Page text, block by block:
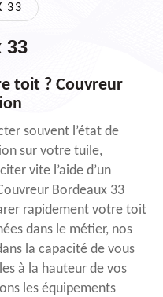
33
33
toit ? Couvreur
souvent l’état de
sur votre tuile,
vite l’aide d’un
Bordeaux 33
rapidement votre toit
dans le métier, nos
la capacité de vous
à la hauteur de vos
les équipements